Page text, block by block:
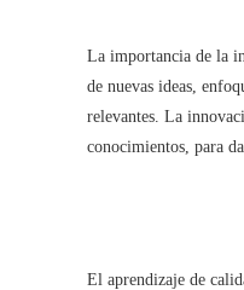
La importancia de la
de nuevas ideas,
relevantes. La
conocimientos, para
El aprendizaje de